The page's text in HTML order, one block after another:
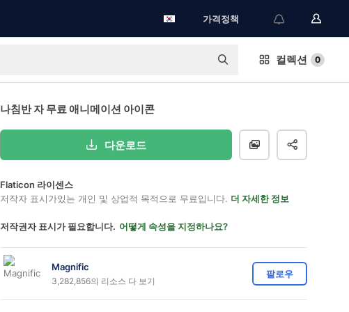
가격정책
컬렉션 0
나침반 자 무료 애니메이션 아이콘
다운로드
Flaticon 라이센스
저작자 표시가있는 개인 및 상업적 목적으로 무료입니다. 더 자세한 정보
저작권자 표시가 필요합니다. 어떻게 속성을 지정하나요?
Magnific
3,282,856의 리소스 다 보기
팔로우